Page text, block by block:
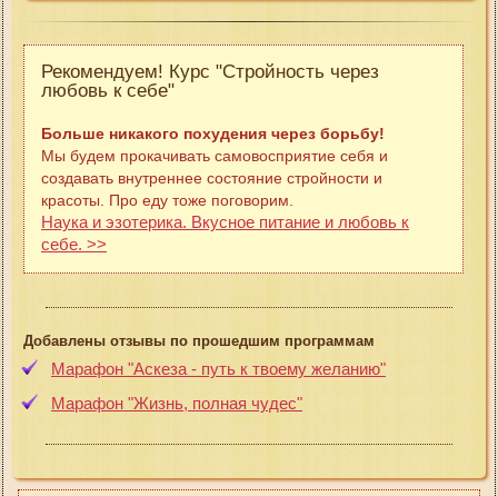
Рекомендуем! Курс "Стройность через
любовь к себе"
Больше никакого похудения через борьбу!
Мы будем прокачивать самовосприятие себя и
создавать внутреннее состояние стройности и
красоты. Про еду тоже поговорим.
Наука и эзотерика. Вкусное питание и любовь к
себе. >>
Добавлены отзывы по прошедшим программам
Марафон "Аскеза - путь к твоему желанию"
Марафон "Жизнь, полная чудес"